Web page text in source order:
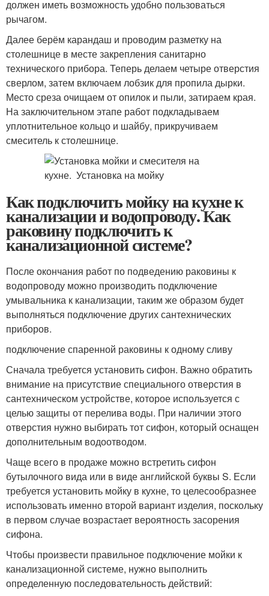
должен иметь возможность удобно пользоваться
рычагом.
Далее берём карандаш и проводим разметку на
столешнице в месте закрепления санитарно
технического прибора. Теперь делаем четыре отверстия
сверлом, затем включаем лобзик для пропила дырки.
Место среза очищаем от опилок и пыли, затираем края.
На заключительном этапе работ подкладываем
уплотнительное кольцо и шайбу, прикручиваем
смеситель к столешнице.
Как подключить мойку на кухне к
канализации и водопроводу. Как
раковину подключить к
канализационной системе?
После окончания работ по подведению раковины к
водопроводу можно производить подключение
умывальника к канализации, таким же образом будет
выполняться подключение других сантехнических
приборов.
подключение спаренной раковины к одному сливу
Сначала требуется установить сифон. Важно обратить
внимание на присутствие специального отверстия в
сантехническом устройстве, которое используется с
целью защиты от перелива воды. При наличии этого
отверстия нужно выбирать тот сифон, который оснащен
дополнительным водоотводом.
Чаще всего в продаже можно встретить сифон
бутылочного вида или в виде английской буквы S. Если
требуется установить мойку в кухне, то целесообразнее
использовать именно второй вариант изделия, поскольку
в первом случае возрастает вероятность засорения
сифона.
Чтобы произвести правильное подключение мойки к
канализационной системе, нужно выполнить
определенную последовательность действий: